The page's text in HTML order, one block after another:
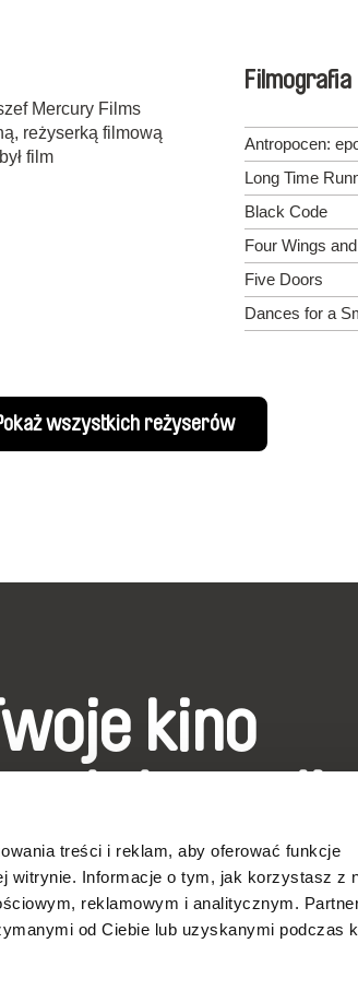
treści i reklam, aby oferować funkcje
witrynie. Informacje o tym, jak korzystasz z
reklamowym i analitycznym.
od Ciebie lub uzyskanymi podczas
Mercury Films
reżyserką filmową
film
Filmografia
Antropocen:
Long Time
Black Code
Four Wings
Five Doors
Dances for a
wszystkich reżyserów
kino
festiwalowe filmy
tygodnia